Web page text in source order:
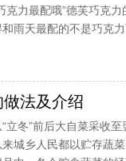
克力最配哦”德芙巧克
雨天最配的不是巧克
法及介绍
立冬”前后大自菜采收
城乡人民都以贮存蔬